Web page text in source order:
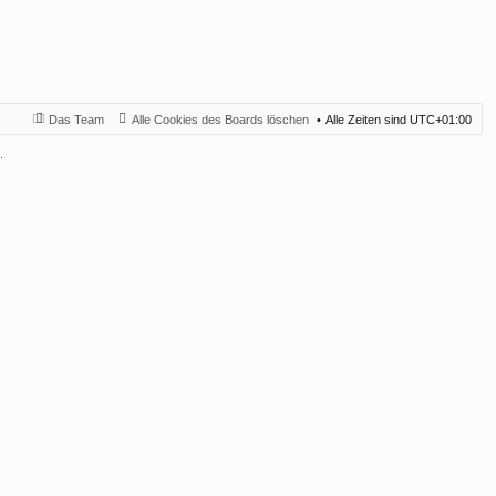
Alle Zeiten sind UTC+01:00
Alle Cookies des Boards löschen
Das Team